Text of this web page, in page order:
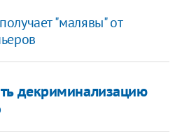
"малявы" от
декриминализацию